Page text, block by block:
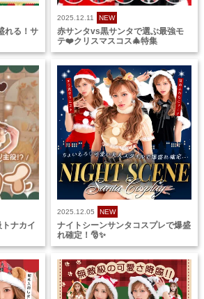
れる！サ
2025.12.11 NEW
赤サンタvs黒サンタで選ぶ最強モ
テ❤️クリスマスコス🎄特集
ナカイ
2025.12.05 NEW
ナイトシーンサンタコスプレで爆盛
れ確定！🎅✨